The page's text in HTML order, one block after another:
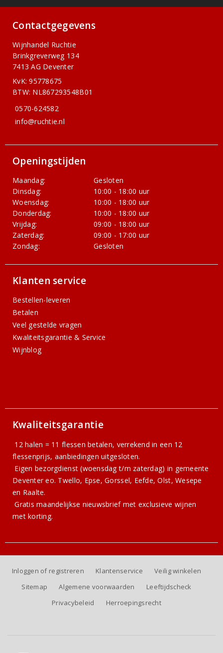
Contactgegevens
Wijnhandel Ruchtie
Brinkgreverweg 134
7413 AG Deventer
KvK: 95778675
BTW: NL867293548B01
0570-624582
info@ruchtie.nl
Openingstijden
Maandag:
Gesloten
Dinsdag:
10:00 - 18:00 uur
Woensdag:
10:00 - 18:00 uur
Donderdag:
10:00 - 18:00 uur
Vrijdag:
09:00 - 18:00 uur
Zaterdag:
09:00 - 17:00 uur
Zondag:
Gesloten
Klanten service
Bestellen-leveren
Betalen
Veel gestelde vragen
Kwaliteitsgarantie & Service
Wijnblog
Kwaliteitsgarantie
12 halen = 11 flessen betalen, verrekend in een 12
flessenprijs, aanbiedingen uitgesloten.
Eigen bezorgdienst (woensdag t/m zaterdag) in gemeente
Deventer eo. Twello, Epse, Gorssel, Eefde, Olst, Wesepe
en Raalte.
Gratismaandelijkse nieuwsbriefmet exclusieve wijnen
met korting.
Inloggen of registreren Klantenservice
Veilig winkelen
Sitemap
Algemene voorwaarden
Leeftijdscheck
Privacybeleid
Herroepingsrecht